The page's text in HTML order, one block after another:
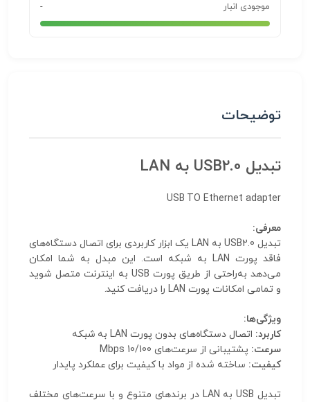
موجودی انبار -
توضیحات
تبدیل USB2.0 به LAN
USB TO Ethernet adapter
معرفی:
تبدیل USB2.0 به LAN یک ابزار کاربردی برای اتصال دستگاه‌های
فاقد پورت LAN به شبکه است. این مبدل به شما امکان
می‌دهد به‌راحتی از طریق پورت USB به اینترنت متصل شوید
و تمامی امکانات پورت LAN را دریافت کنید.
ویژگی‌ها:
کاربرد: اتصال دستگاه‌های بدون پورت LAN به شبکه
سرعت: پشتیبانی از سرعت‌های 10/100 Mbps
کیفیت: ساخته شده از مواد با کیفیت برای عملکرد پایدار
تبدیل USB به LAN در برندهای متنوع و با سرعت‌های مختلف